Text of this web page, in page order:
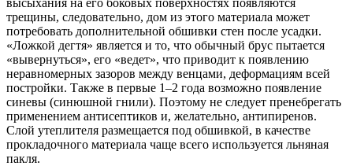
трещины, следовательно, дом из этого материала может
потребовать дополнительной обшивки стен после усадки.
«Ложкой дегтя» является и то, что обычный брус пытается
«вывернуться», его «ведет», что приводит к появлению
неравномерных зазоров между венцами, деформациям всей
постройки. Также в первые 1–2 года возможно появление
синевы (синюшной гнили). Поэтому не следует пренебрегать
применением антисептиков и, желательно, антипиренов.
Слой утеплителя размещается под обшивкой, в качестве
прокладочного материала чаще всего используется льняная
пакля.